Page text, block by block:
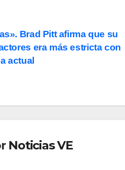
Brad Pitt afirma que su
era más estricta con
actual
Noticias VE